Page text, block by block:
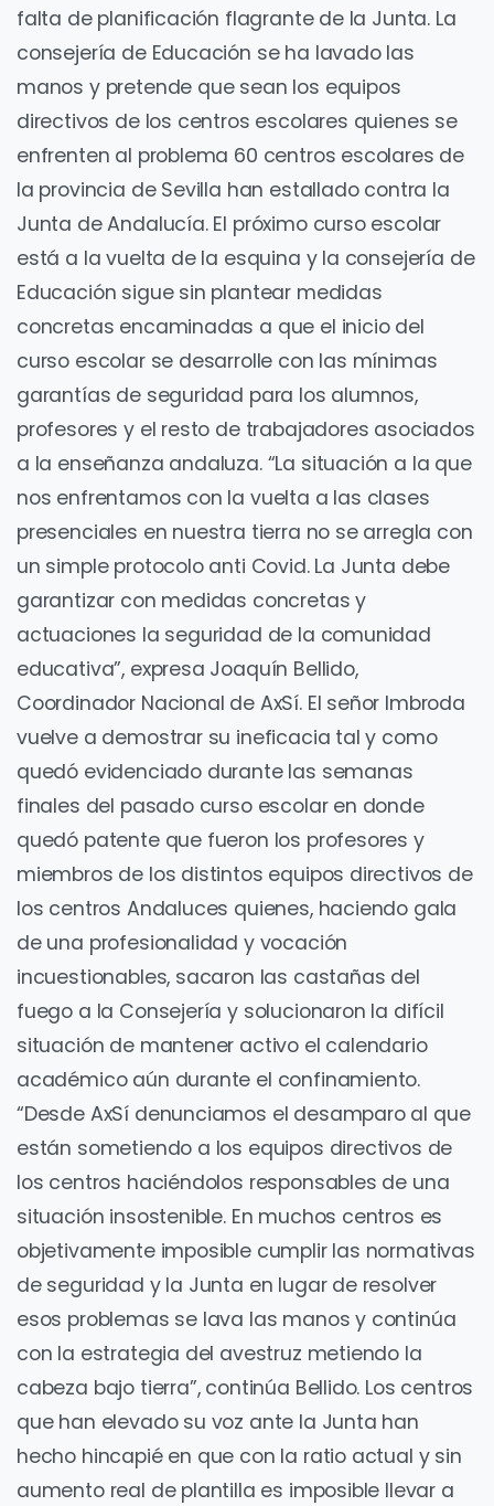
falta de planificación flagrante de la Junta. La
consejería de Educación se ha lavado las
manos y pretende que sean los equipos
directivos de los centros escolares quienes se
enfrenten al problema 60 centros escolares de
la provincia de Sevilla han estallado contra la
Junta de Andalucía. El próximo curso escolar
está a la vuelta de la esquina y la consejería de
Educación sigue sin plantear medidas
concretas encaminadas a que el inicio del
curso escolar se desarrolle con las mínimas
garantías de seguridad para los alumnos,
profesores y el resto de trabajadores asociados
a la enseñanza andaluza. “La situación a la que
nos enfrentamos con la vuelta a las clases
presenciales en nuestra tierra no se arregla con
un simple protocolo anti Covid. La Junta debe
garantizar con medidas concretas y
actuaciones la seguridad de la comunidad
educativa”, expresa Joaquín Bellido,
Coordinador Nacional de AxSí. El señor Imbroda
vuelve a demostrar su ineficacia tal y como
quedó evidenciado durante las semanas
finales del pasado curso escolar en donde
quedó patente que fueron los profesores y
miembros de los distintos equipos directivos de
los centros Andaluces quienes, haciendo gala
de una profesionalidad y vocación
incuestionables, sacaron las castañas del
fuego a la Consejería y solucionaron la difícil
situación de mantener activo el calendario
académico aún durante el confinamiento.
“Desde AxSí denunciamos el desamparo al que
están sometiendo a los equipos directivos de
los centros haciéndolos responsables de una
situación insostenible. En muchos centros es
objetivamente imposible cumplir las normativas
de seguridad y la Junta en lugar de resolver
esos problemas se lava las manos y continúa
con la estrategia del avestruz metiendo la
cabeza bajo tierra”, continúa Bellido. Los centros
que han elevado su voz ante la Junta han
hecho hincapié en que con la ratio actual y sin
aumento real de plantilla es imposible llevar a